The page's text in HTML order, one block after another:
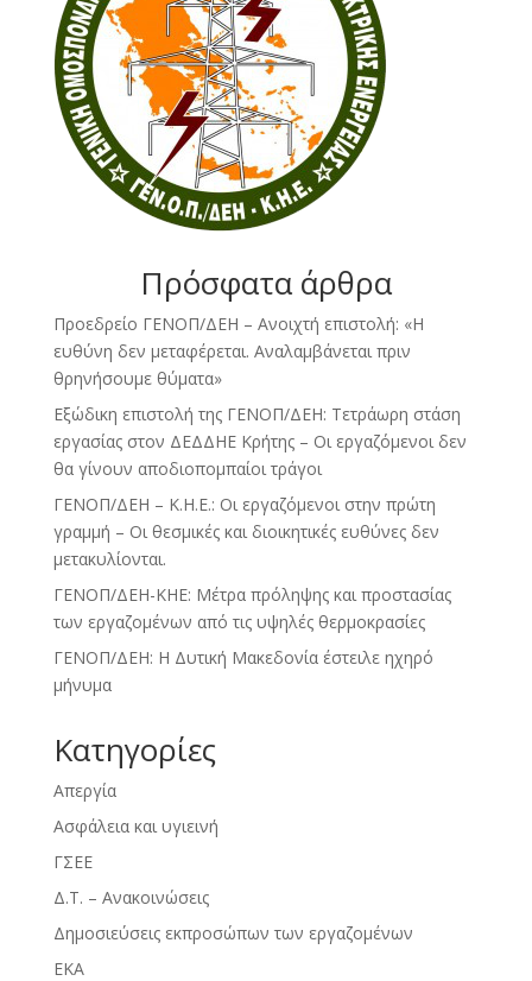
Πρόσφατα άρθρα
Προεδρείο ΓΕΝΟΠ/ΔΕΗ – Ανοιχτή επιστολή: «Η
ευθύνη δεν μεταφέρεται. Αναλαμβάνεται πριν
θρηνήσουμε θύματα»
Εξώδικη επιστολή της ΓΕΝΟΠ/ΔΕΗ: Τετράωρη στάση
εργασίας στον ΔΕΔΔΗΕ Κρήτης – Οι εργαζόμενοι δεν
θα γίνουν αποδιοπομπαίοι τράγοι
ΓΕΝΟΠ/ΔΕΗ – Κ.Η.Ε.: Οι εργαζόμενοι στην πρώτη
γραμμή – Οι θεσμικές και διοικητικές ευθύνες δεν
μετακυλίονται.
ΓΕΝΟΠ/ΔΕΗ-ΚΗΕ: Μέτρα πρόληψης και προστασίας
των εργαζομένων από τις υψηλές θερμοκρασίες
ΓΕΝΟΠ/ΔΕΗ: Η Δυτική Μακεδονία έστειλε ηχηρό
μήνυμα
Kατηγορίες
Απεργία
Ασφάλεια και υγιεινή
ΓΣΕΕ
Δ.Τ. – Ανακοινώσεις
Δημοσιεύσεις εκπροσώπων των εργαζομένων
ΕΚΑ